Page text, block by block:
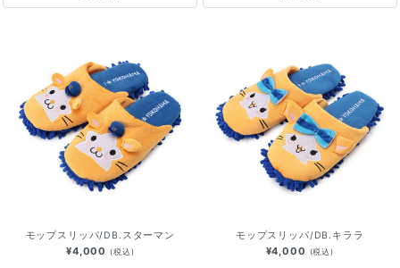
モップスリッパ/DB.スターマン
¥4,000 (税込)
モップスリッパ/DB.キララ
¥4,000 (税込)